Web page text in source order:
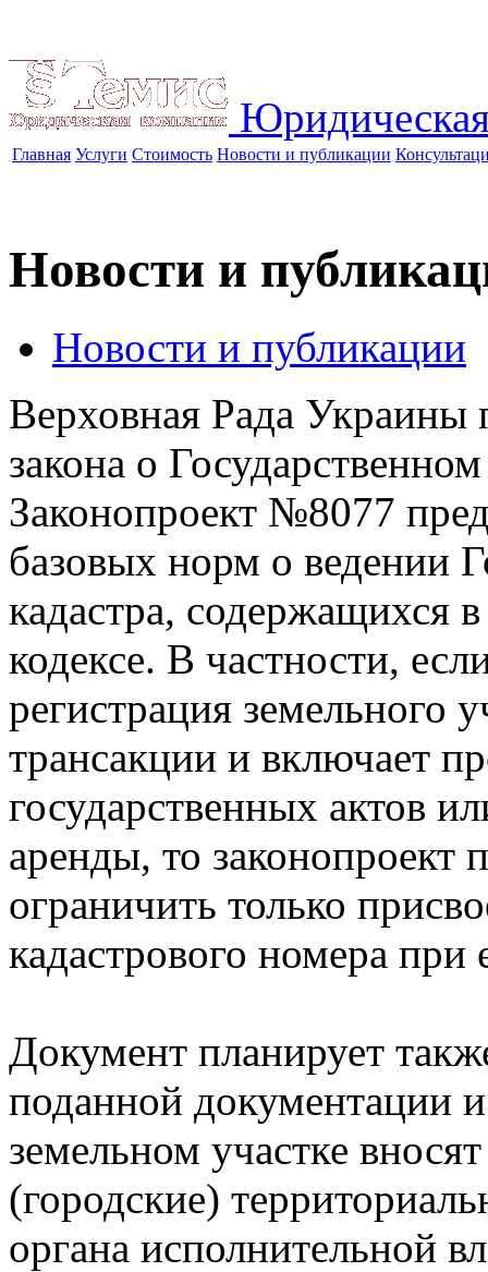
Главная Услуги Стоимость Новости и публикации
Новости и
Новости и публикации
Верховная Рада Украины
закона о
Законопроект №8077
базовых норм о ведении
кадастра, содержащихся
кодексе. В частности,
регистрация земельного
трансакции и включает
государственных актов
аренды, то законопроект
ограничить только
кадастрового номера
Документ планирует
поданной документации
земельном участке
(городские)
органа исполнительной